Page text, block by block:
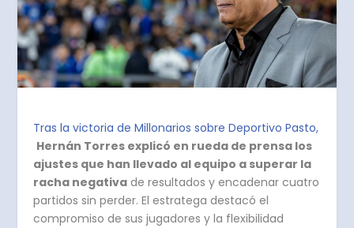
Tras la victoria de Millonarios sobre Deportivo Pasto,
Hernán Torres explicó en rueda de prensa los
ajustes que han llevado al equipo a superar la
racha negativa de resultados y encadenar cuatro
partidos sin perder. El estratega destacó el
compromiso de sus jugadores y la flexibilidad